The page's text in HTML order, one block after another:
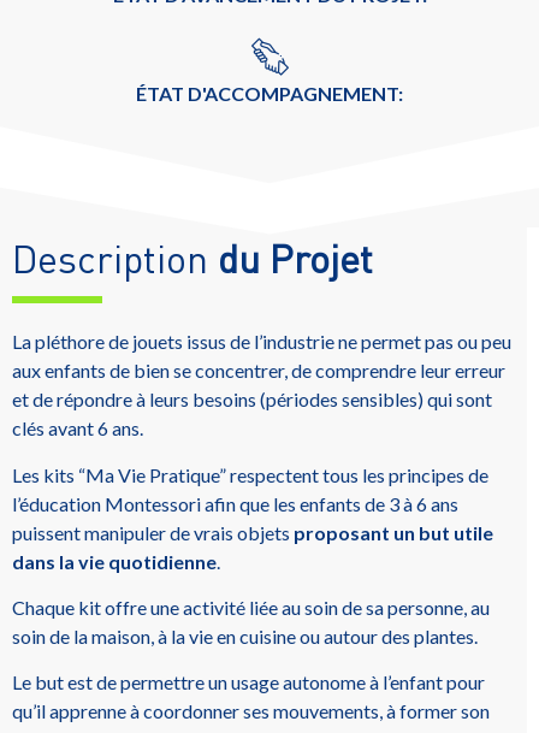
ÉTAT D'ACCOMPAGNEMENT:
Description du Projet
La pléthore de jouets issus de l’industrie ne permet pas ou peu
aux enfants de bien se concentrer, de comprendre leur erreur
et de répondre à leurs besoins (périodes sensibles) qui sont
clés avant 6 ans.
Les kits “Ma Vie Pratique” respectent tous les principes de
l’éducation Montessori afin que les enfants de 3 à 6 ans
puissent manipuler de vrais objets proposant un but utile
dans la vie quotidienne
Chaque kit offre une activité liée au soin de sa personne, au
soin de la maison, à la vie en cuisine ou autour des plantes.
Le but est de permettre un usage autonome à l’enfant pour
qu’il apprenne à coordonner ses mouvements, à former son